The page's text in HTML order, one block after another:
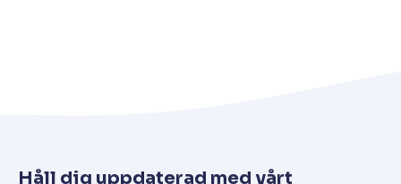
Håll dig uppdaterad med vårt